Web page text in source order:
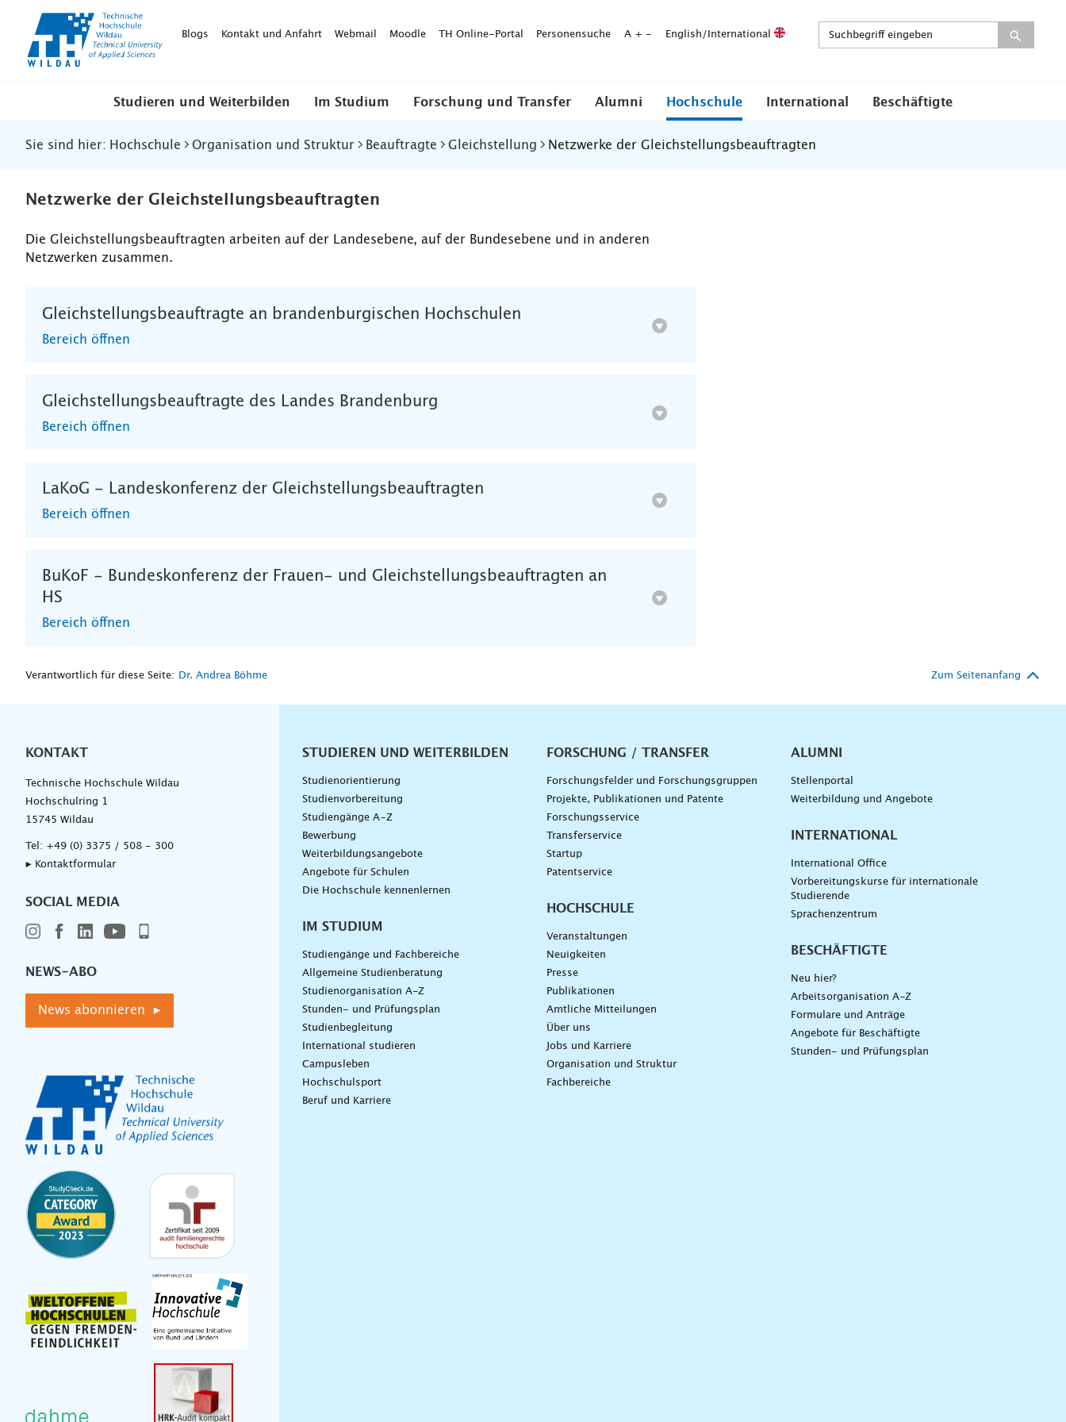
WildauBlogs Kontakt und Anfahrt Webmail Moodle TH Online-Portal Personensuche A + - English/International
Studieren und Weiterbilden Im Studium Forschung und Transfer Alumni Hochschule International Beschäftigte
Sie sind hier: Hochschule Organisation und Struktur Beauftragte Gleichstellung Netzwerke der Gleichstellungsbeauftragten
Netzwerke der Gleichstellungsbeauftragten
Die Gleichstellungsbeauftragten arbeiten auf der Landesebene, auf der Bundesebene und in anderen
Netzwerken zusammen.
Gleichstellungsbeauftragte an brandenburgischen Hochschulen
Bereich öffnen
Gleichstellungsbeauftragte des Landes Brandenburg
Bereich öffnen
LaKoG - Landeskonferenz der Gleichstellungsbeauftragten
Bereich öffnen
BuKoF - Bundeskonferenz der Frauen- und Gleichstellungsbeauftragten an
HS
Bereich öffnen
Verantwortlich für diese Seite: Dr. Andrea Böhme Zum Seitenanfang
KONTAKT
Technische Hochschule Wildau
Hochschulring 1
15745 Wildau
Tel: +49 (0) 3375 / 508 - 300
▸ Kontaktformular
SOCIAL MEDIA
NEWS-ABO
News abonnieren ▸
Unternavigation
STUDIEREN UND WEITERBILDEN
Studienorientierung
Studienvorbereitung
Studiengänge A–Z
Bewerbung
Weiterbildungsangebote
Angebote für Schulen
Die Hochschule kennenlernen
IM STUDIUM
Studiengänge und Fachbereiche
Allgemeine Studienberatung
Studienorganisation A-Z
Stunden- und Prüfungsplan
Studienbegleitung
International studieren
Campusleben
Hochschulsport
Beruf und Karriere
FORSCHUNG / TRANSFER
Forschungsfelder und Forschungsgruppen
Projekte, Publikationen und Patente
Forschungsservice
Transferservice
Startup
Patentservice
HOCHSCHULE
Veranstaltungen
Neuigkeiten
Presse
Publikationen
Amtliche Mitteilungen
Über uns
Jobs und Karriere
Organisation und Struktur
Fachbereiche
ALUMNI
Stellenportal
Weiterbildung und Angebote
INTERNATIONAL
International Office
Vorbereitungskurse für internationale
Studierende
Sprachenzentrum
BESCHÄFTIGTE
Neu hier?
Arbeitsorganisation A-Z
Formulare und Anträge
Angebote für Beschäftigte
Stunden- und Prüfungsplan